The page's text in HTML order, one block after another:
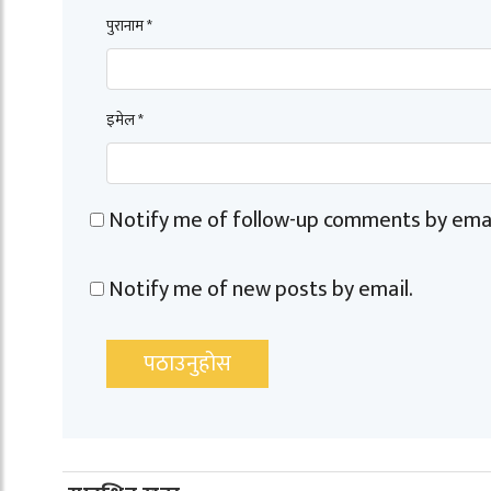
पुरानाम *
इमेल *
Notify me of follow-up comments by
Notify me of new posts by email.